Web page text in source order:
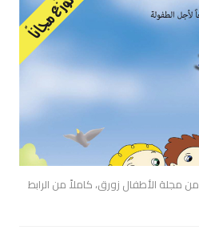
يمكنك أخي الزائر تحميل العدد 12 من مجلة الأطفال زورق، كاملاً من الرابط